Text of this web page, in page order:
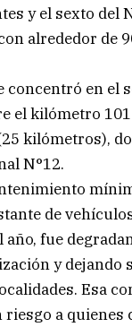
y el sexto del
alrededor de
concentró en el
el kilómetro
kilómetros),
N°12.
de
año, fue
y dejando
Esa
riesgo a